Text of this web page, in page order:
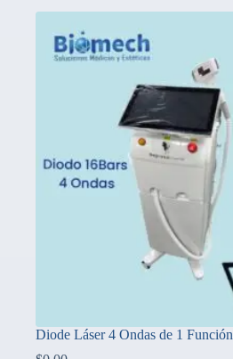
Diode Láser 4 Ondas de 1 Función